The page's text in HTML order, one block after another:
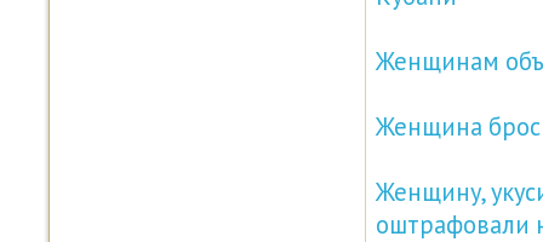
Женщинам
Женщина
Женщину,
оштрафовали